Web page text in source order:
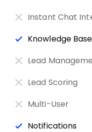
Instant Chat
Knowledge Base
Lead
Lead Scoring
Multi-User
Notifications